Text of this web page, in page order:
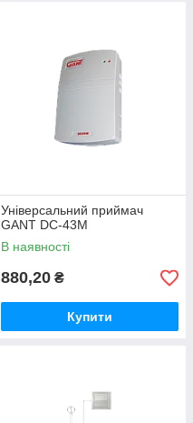
Універсальний приймач
GANT DC-43M
В наявності
880,20 ₴
Купити